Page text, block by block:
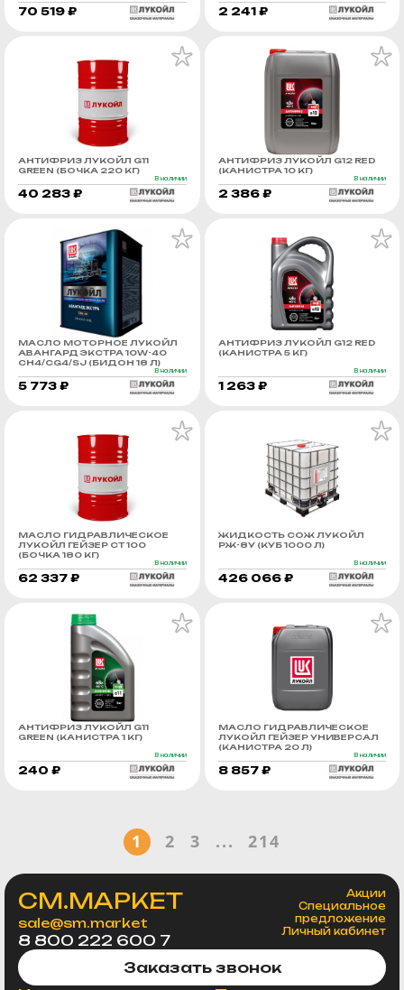
70 519 ₽ 2 241 ₽
АНТИФРИЗ ЛУКОЙЛ G11
GREEN (БОЧКА 220 КГ)
В наличии
40 283 ₽
АНТИФРИЗ ЛУКОЙЛ G12 RED
(КАНИСТРА 10 КГ)
В наличии
2 386 ₽
МАСЛО МОТОРНОЕ ЛУКОЙЛ
АВАНГАРД ЭКСТРА 10W-40
CH4/CG4/SJ (БИДОН 18 Л)
В наличии
5 773 ₽
АНТИФРИЗ ЛУКОЙЛ G12 RED
(КАНИСТРА 5 КГ)
В наличии
1 263 ₽
МАСЛО ГИДРАВЛИЧЕСКОЕ
ЛУКОЙЛ ГЕЙЗЕР СТ 100
(БОЧКА 180 КГ)
В наличии
62 337 ₽
ЖИДКОСТЬ СОЖ ЛУКОЙЛ
РЖ-8У (КУБ 1000 Л)
В наличии
426 066 ₽
АНТИФРИЗ ЛУКОЙЛ G11
GREEN (КАНИСТРА 1 КГ)
В наличии
240 ₽
МАСЛО ГИДРАВЛИЧЕСКОЕ
ЛУКОЙЛ ГЕЙЗЕР УНИВЕРСАЛ
(КАНИСТРА 20 Л)
В наличии
8 857 ₽
1 2 3 ... 214
СМ.МАРКЕТ
sale@sm.market
8 800 222 600 7
Акции
Специальное
предложение
Личный кабинет
Заказать звонок